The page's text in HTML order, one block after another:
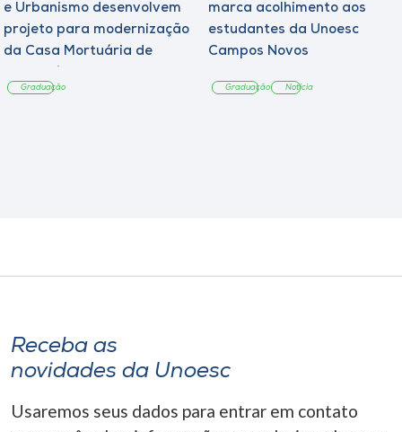
e Urbanismo desenvolvem
projeto para modernização
da Casa Mortuária de
Graduação
marca acolhimento aos
estudantes da Unoesc
Campos Novos
Graduação Notícia
Receba as
novidades da Unoesc
Usaremos seus dados para entrar em contato